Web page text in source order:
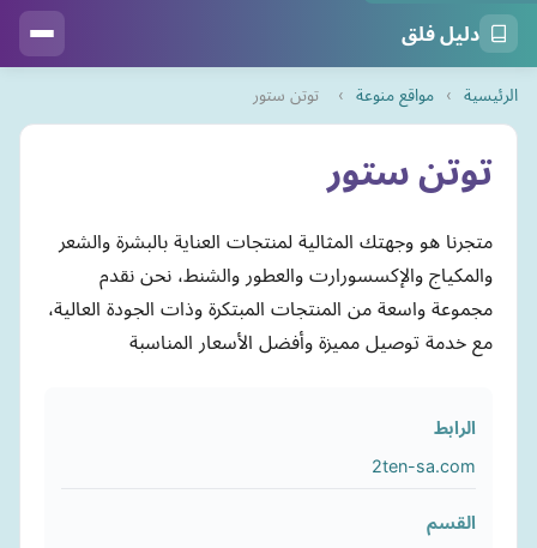
دليل فلق
الرئيسية › مواقع منوعة › توتن ستور
توتن ستور
متجرنا هو وجهتك المثالية لمنتجات العناية بالبشرة والشعر
والمكياج والإكسسورارت والعطور والشنط، نحن نقدم
مجموعة واسعة من المنتجات المبتكرة وذات الجودة العالية،
مع خدمة توصيل مميزة وأفضل الأسعار المناسبة
الرابط
2ten-sa.com
القسم